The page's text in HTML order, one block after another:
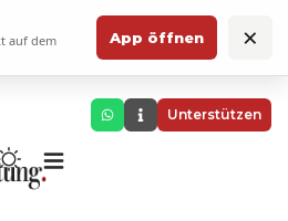
auf dem
App öffnen ×
Unterstützen